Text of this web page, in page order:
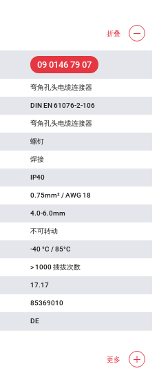
折叠
09 0146 79 07
弯角孔头电缆连接器
DIN EN 61076-2-106
弯角孔头电缆连接器
螺钉
焊接
IP40
0.75mm² / AWG 18
4.0-6.0mm
不可转动
-40 °C / 85°C
> 1000 插拔次数
17.17
85369010
DE
更多